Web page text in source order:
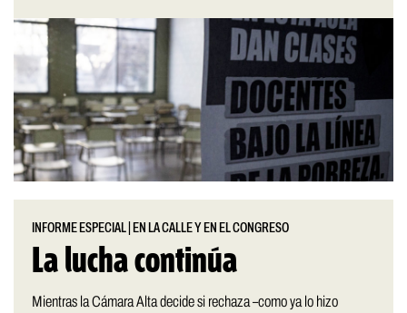
INFORME ESPECIAL EN LA CALLE Y EN EL CONGRESO
La lucha continúa
Mientras la Cámara Alta decide si rechaza –como ya lo hizo